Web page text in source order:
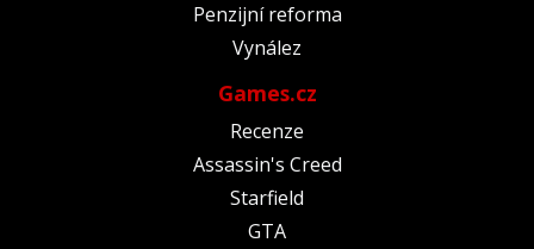
Penzijní reforma
Vynález
Games.cz
Recenze
Assassin's Creed
Starfield
GTA